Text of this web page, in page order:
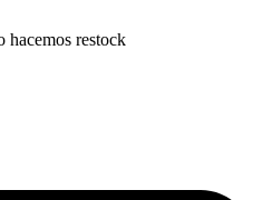
hacemos restock